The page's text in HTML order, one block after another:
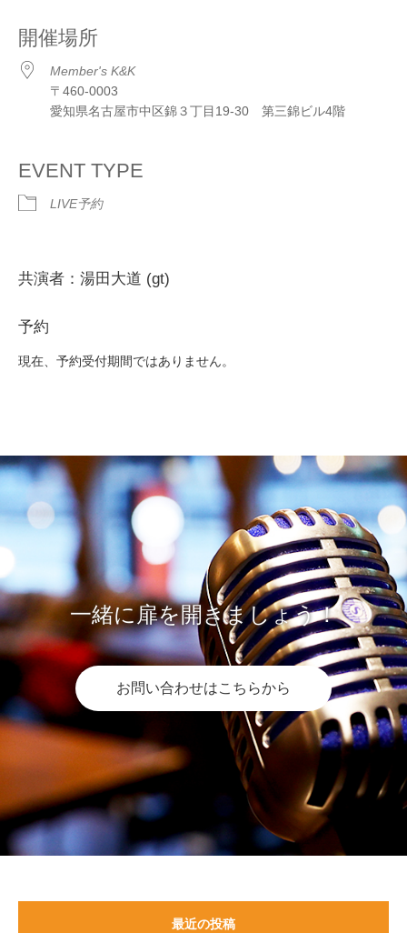
開催場所
Member's K&K
〒460-0003
愛知県名古屋市中区錦３丁目19-30 第三錦ビル4階
EVENT TYPE
LIVE予約
共演者：湯田大道 (gt)
予約
現在、予約受付期間ではありません。
一緒に扉を開きましょう！
お問い合わせはこちらから
最近の投稿